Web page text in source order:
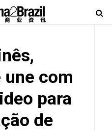
une com
para
de